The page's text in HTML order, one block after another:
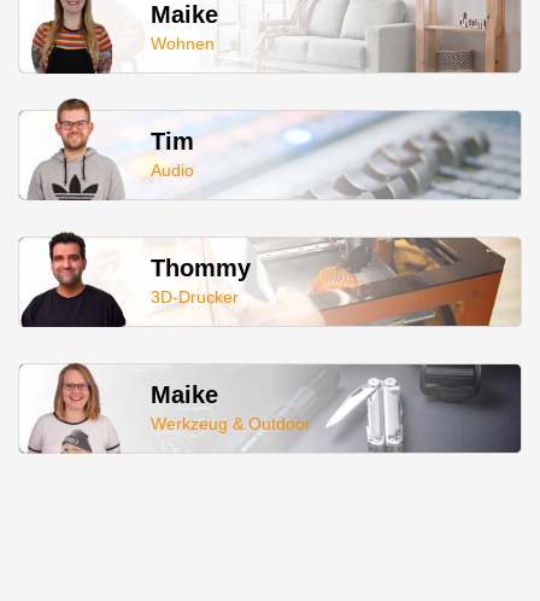
Maike
Wohnen
Tim
Audio
Thommy
3D-Drucker
Maike
Werkzeug & Outdoor